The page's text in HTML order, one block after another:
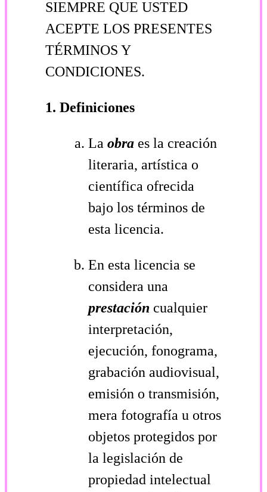
SIEMPRE QUE USTED
ACEPTE LOS PRESENTES
TÉRMINOS Y
CONDICIONES.
1. Definiciones
La obra es la creación
literaria, artística o
científica ofrecida
bajo los términos de
esta licencia.
En esta licencia se
considera una
prestación cualquier
interpretación,
ejecución, fonograma,
grabación audiovisual,
emisión o transmisión,
mera fotografía u otros
objetos protegidos por
la legislación de
propiedad intelectual